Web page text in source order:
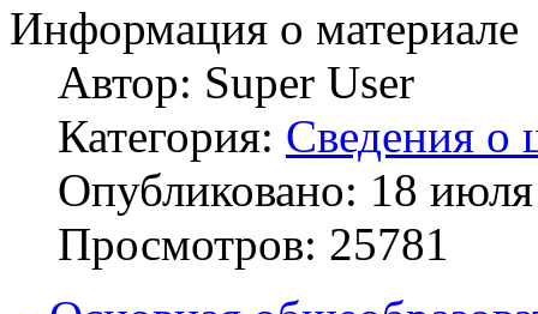
Информация о материале
Автор: Super User
Категория: Сведения о
Опубликовано: 18
Просмотров: 25781